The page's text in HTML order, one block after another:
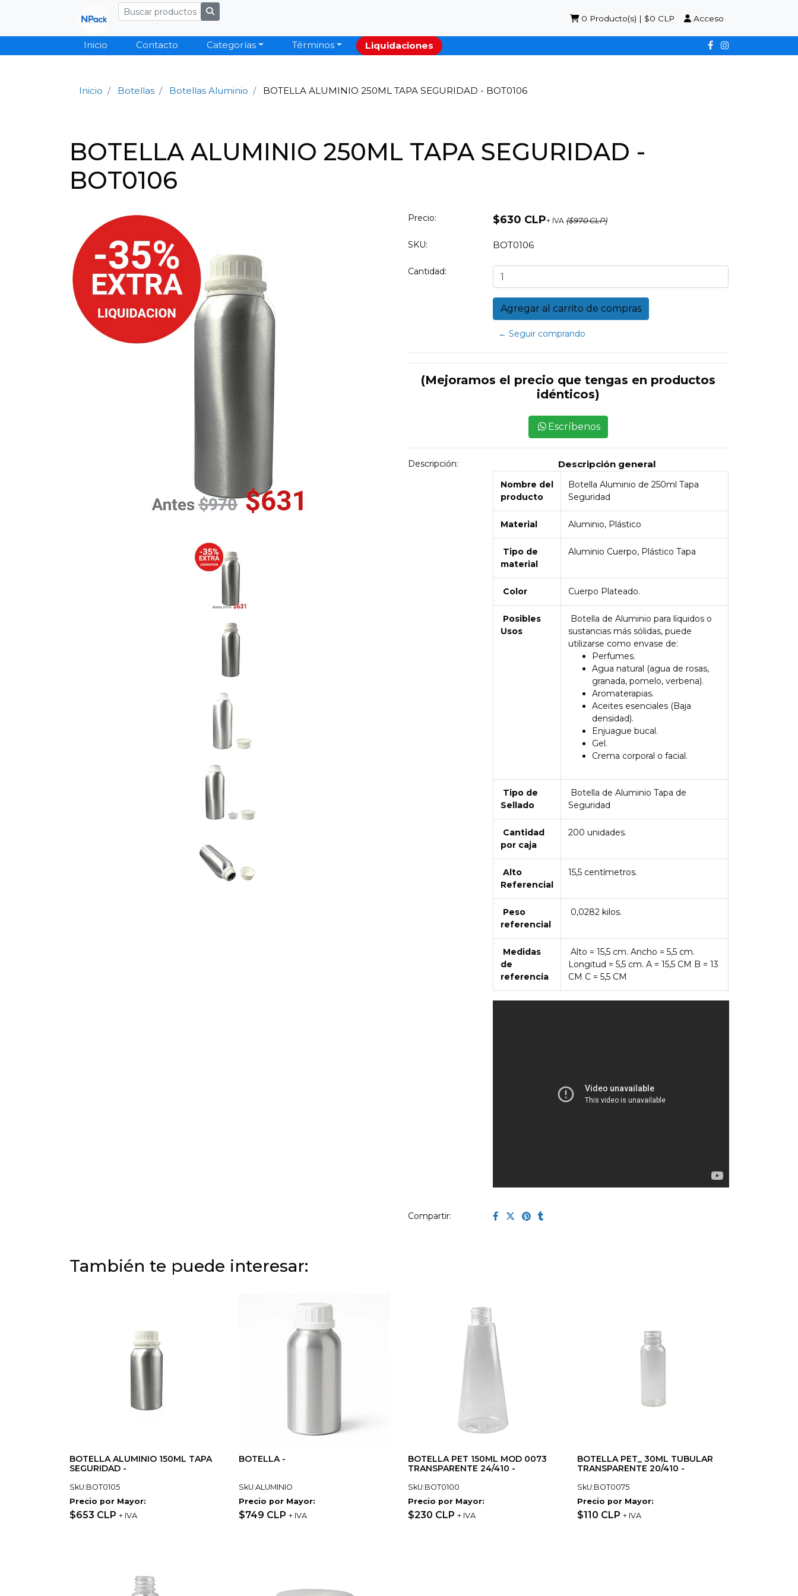
0 Producto(s) | $0 CLP Acceso
Inicio Contacto Categorías Términos Liquidaciones
Inicio Botellas Botellas Aluminio BOTELLA ALUMINIO 250ML TAPA SEGURIDAD - BOT0106
BOTELLA ALUMINIO 250ML TAPA SEGURIDAD -
BOT0106
Precio: $630 CLP+ IVA ($970 CLP)
SKU: BOT0106
Cantidad:
← Seguir comprando
(Mejoramos el precio que tengas en productos
idénticos)
Escríbenos
Descripción: Descripción general
Nombre del
producto
Botella Aluminio de 250ml Tapa
Seguridad
Material Aluminio, Plástico
Tipo de
material
Aluminio Cuerpo, Plástico Tapa
Color Cuerpo Plateado.
Posibles
Usos
Botella de Aluminio para líquidos o
sustancias más sólidas, puede
utilizarse como envase de:
Perfumes.
Agua natural (agua de rosas,
granada, pomelo, verbena).
Aromaterapias.
Aceites esenciales (Baja
densidad).
Enjuague bucal.
Gel.
Crema corporal o facial.
Tipo de
Sellado
Botella de Aluminio Tapa de
Seguridad
Cantidad
por caja
200 unidades.
Alto
Referencial
15,5 centímetros.
Peso
referencial
0,0282 kilos.
Medidas
de
referencia
Alto = 15,5 cm. Ancho = 5,5 cm.
Longitud = 5,5 cm. A = 15,5 CM B = 13
CM C = 5,5 CM
Compartir:
También te puede interesar:
BOTELLA ALUMINIO 150ML TAPA
SEGURIDAD -
SkU:BOT0105
Precio por Mayor:
$653 CLP + IVA
BOTELLA -
SkU:ALUMINIO
Precio por Mayor:
$749 CLP + IVA
BOTELLA PET 150ML MOD 0073
TRANSPARENTE 24/410 -
SkU:BOT0100
Precio por Mayor:
$230 CLP + IVA
BOTELLA PET_ 30ML TUBULAR
TRANSPARENTE 20/410 -
SkU:BOT0075
Precio por Mayor:
$110 CLP + IVA